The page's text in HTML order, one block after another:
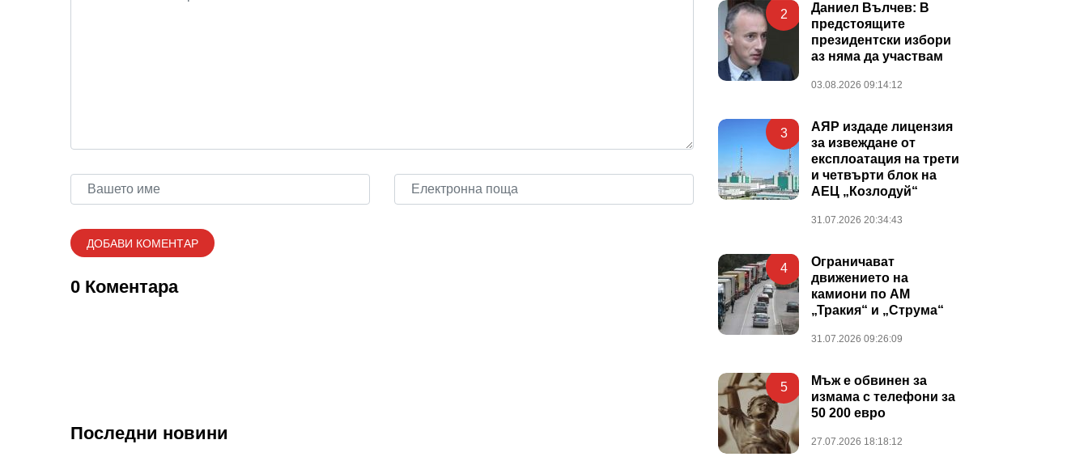
0 Коментара
Последни новини
2
Даниел Вълчев: В
предстоящите
президентски избори
аз няма да участвам
03.08.2026 09:14:12
3
АЯР издаде лицензия
за извеждане от
експлоатация на трети
и четвърти блок на
АЕЦ „Козлодуй“
31.07.2026 20:34:43
4
Ограничават
движението на
камиони по АМ
„Тракия“ и „Струма“
31.07.2026 09:26:09
5
Мъж е обвинен за
измама с телефони за
50 200 евро
27.07.2026 18:18:12